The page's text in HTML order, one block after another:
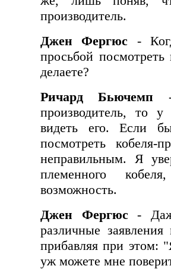
производитель.
Джен Фергюс -
просьбой
делаете?
Ричард Бьючемп
производитель, то
видеть его. Если
посмотреть кобеля-
неправильным. Я
племенного
возможность.
Джен Фергюс-
различные
прибавляя при этом:
уж можете мне